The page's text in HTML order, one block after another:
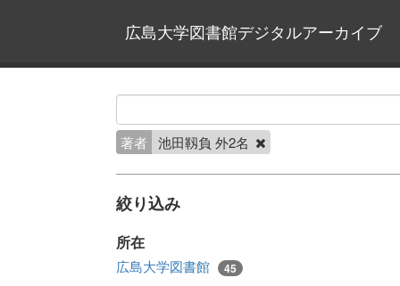
広島大学図書館デジタルアーカイブ
著者 池田靱負 外2名
絞り込み
所在
広島大学図書館 45